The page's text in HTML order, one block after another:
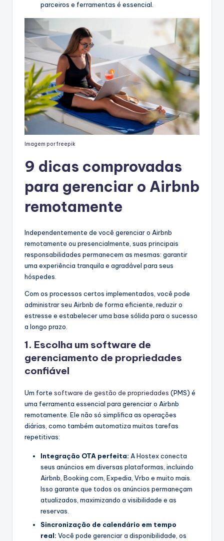
parceiros e ferramentas é essencial.
Imagem por freepik
9 dicas comprovadas
para gerenciar o Airbnb
remotamente
Independentemente de você gerenciar o Airbnb
remotamente ou presencialmente, suas principais
responsabilidades permanecem as mesmas: garantir
uma experiência tranquila e agradável para seus
hóspedes.
Com os processos certos implementados, você pode
administrar seu Airbnb de forma eficiente, reduzir o
estresse e estabelecer uma base sólida para o sucesso
a longo prazo.
1. Escolha um software de
gerenciamento de propriedades
confiável
Um forte software de gestão de propriedades (PMS) é
uma ferramenta essencial para gerenciar o Airbnb
remotamente. Ele não só simplifica as operações
diárias, como também automatiza muitas tarefas
repetitivas:
Integração OTA perfeita: A Hostex conecta
seus anúncios em diversas plataformas, incluindo
Airbnb, Booking.com, Expedia, Vrbo e muito mais.
Isso garante que todos os anúncios permaneçam
atualizados, maximizando a visibilidade e as
reservas.
Sincronização de calendário em tempo
real: Você pode gerenciar a disponibilidade, os